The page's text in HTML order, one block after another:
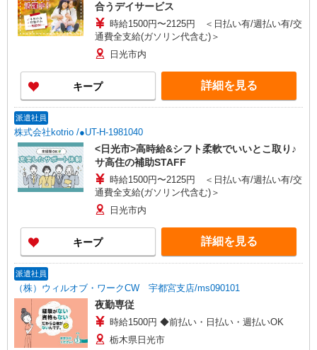
合うデイサービス
時給1500円〜2125円 ＜日払い有/週払い有/交
通費全支給(ガソリン代含む)＞
日光市内
キープ 詳細を見る
派遣社員
株式会社kotrio /●UT-H-1981040
<日光市>高時給&シフト柔軟でいいとこ取り♪
サ高住の補助STAFF
時給1500円〜2125円 ＜日払い有/週払い有/交
通費全支給(ガソリン代含む)＞
日光市内
キープ 詳細を見る
派遣社員
（株）ウィルオブ・ワークCW 宇都宮支店/ms090101
夜勤専従
時給1500円 ◆前払い・日払い・週払いOK
栃木県日光市